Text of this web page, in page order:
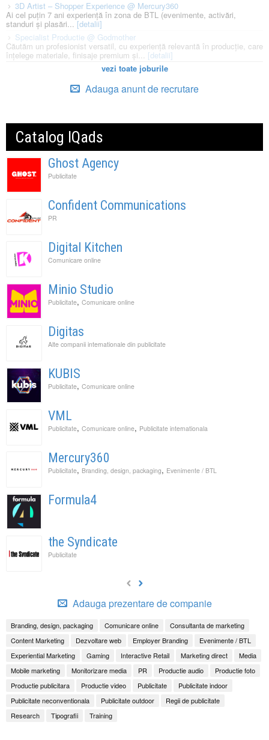
3D Artist – Shopper Experience @ Mercury360
Ai cel puțin 7 ani experiență în zona de BTL (evenimente, activări,
standuri și plasări... [detalii]
Specialist Productie @ Godmother
Căutăm un profesionist versatil, cu experiență relevantă în producție, care
înțelege materiale, finisaje premium și... [detalii]
vezi toate joburile
Adauga anunt de recrutare
Catalog IQads
Ghost Agency
Publicitate
Confident Communications
PR
Digital Kitchen
Comunicare online
Minio Studio
Publicitate, Comunicare online
Digitas
Alte companii internationale din publicitate
KUBIS
Publicitate, Comunicare online
VML
Publicitate, Comunicare online, Publicitate internationala
Mercury360
Publicitate, Branding, design, packaging, Evenimente / BTL
Formula4
the Syndicate
Publicitate
Adauga prezentare de companie
Branding, design, packaging Comunicare online
Consultanta de marketing
Content Marketing
Dezvoltare web Employer Branding
Evenimente / BTL
Experiential Marketing
Gaming Interactive Retail Marketing direct
Media
Mobile marketing
Monitorizare media PR Productie audio
Productie foto
Productie publicitara
Productie video Publicitate
Publicitate indoor
Publicitate neconventionala
Publicitate outdoor
Regii de publicitate
Research
Tipografii Training